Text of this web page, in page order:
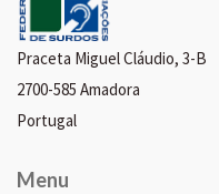
Praceta Miguel Cláudio, 3-B
2700-585 Amadora
Portugal
Menu